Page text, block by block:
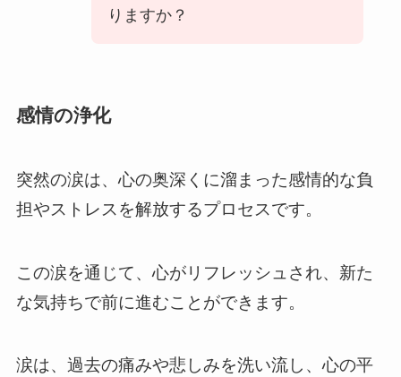
りますか？
感情の浄化
突然の涙は、心の奥深くに溜まった感情的な負
担やストレスを解放するプロセスです。
この涙を通じて、心がリフレッシュされ、新た
な気持ちで前に進むことができます。
涙は、過去の痛みや悲しみを洗い流し、心の平